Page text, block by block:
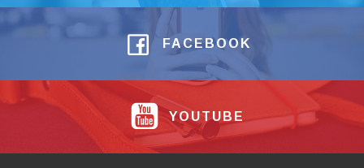
FACEBOOK
YOUTUBE